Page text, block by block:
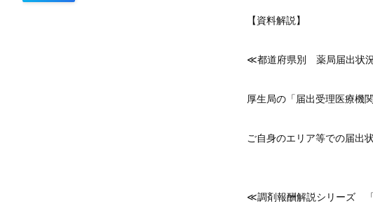
【資料解説】
≪都道府県別 薬局届出状
厚生局の「届出受理医療機
ご自身のエリア等での届出
≪調剤報酬解説シリーズ